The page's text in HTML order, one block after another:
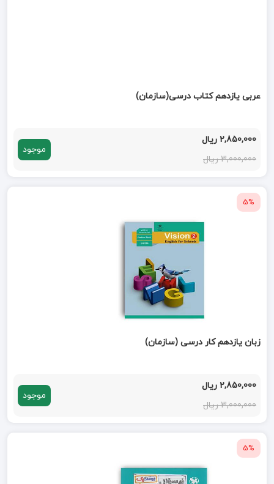
عربی یازدهم کتاب درسی(سازمان)
2,850,000 ریال
3,000,000 ریال
موجود
5%
زبان یازدهم کار درسی (سازمان)
2,850,000 ریال
3,000,000 ریال
موجود
5%